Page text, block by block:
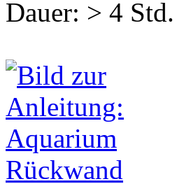
Dauer: > 4 Std.